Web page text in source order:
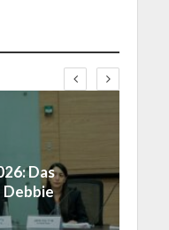
Das
Debbie